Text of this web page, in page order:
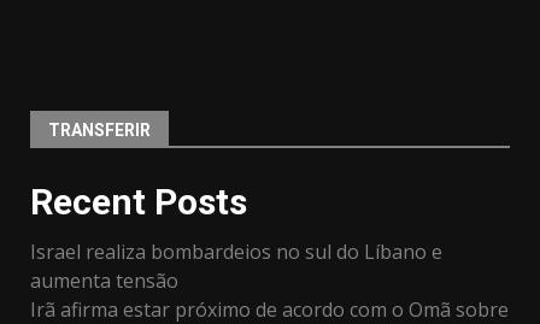
TRANSFERIR
Recent Posts
Israel realiza bombardeios no sul do Líbano e
aumenta tensão
Irã afirma estar próximo de acordo com o Omã sobre